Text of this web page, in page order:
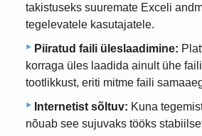
takistuseks suuremate Exceli
tegelevatele kasutajatele.
Piiratud faili üleslaadimine:
korraga üles laadida ainult ühe
tootlikkust, eriti mitme faili
Internetist sõltuv: Kuna
nõuab see sujuvaks tööks